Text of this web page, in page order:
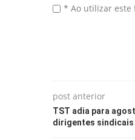
* Ao utilizar este
post anterior
TST adia para
dirigentes sindicais